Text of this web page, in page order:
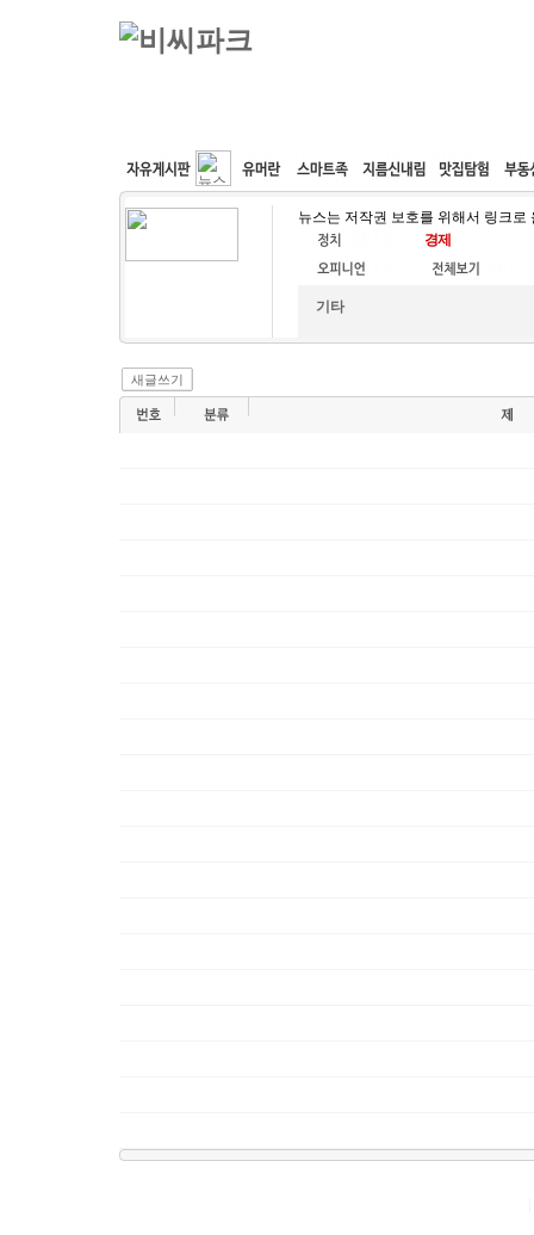
커뮤니티 속도패치 웹호스팅 공동구매
뉴스는 저작권 보호를 위해서 링크
기타
새글쓰기